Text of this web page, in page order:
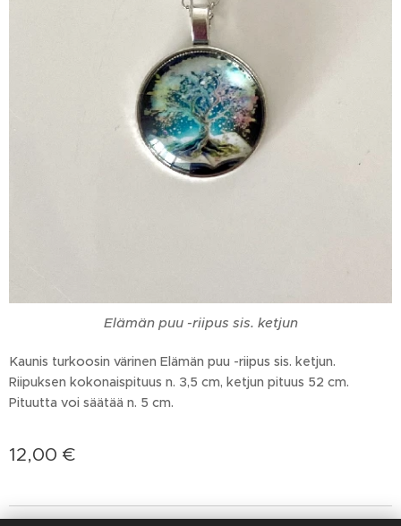
Elämän puu -riipus sis. ketjun
Kaunis turkoosin värinen Elämän puu -riipus sis. ketjun.
Riipuksen kokonaispituus n. 3,5 cm, ketjun pituus 52 cm.
Pituutta voi säätää n. 5 cm.
12,00 €